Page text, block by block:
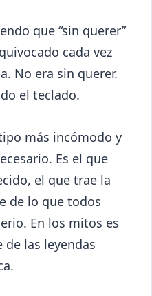
que “sin querer”
cada vez
No era sin querer.
el teclado.
más incómodo y
Es el que
el que trae la
de lo que todos
En los mitos es
de las leyendas